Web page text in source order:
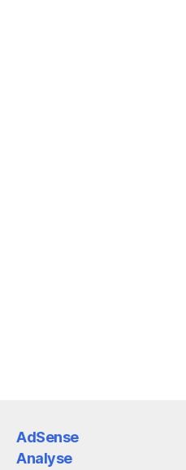
AdSense
Analyse